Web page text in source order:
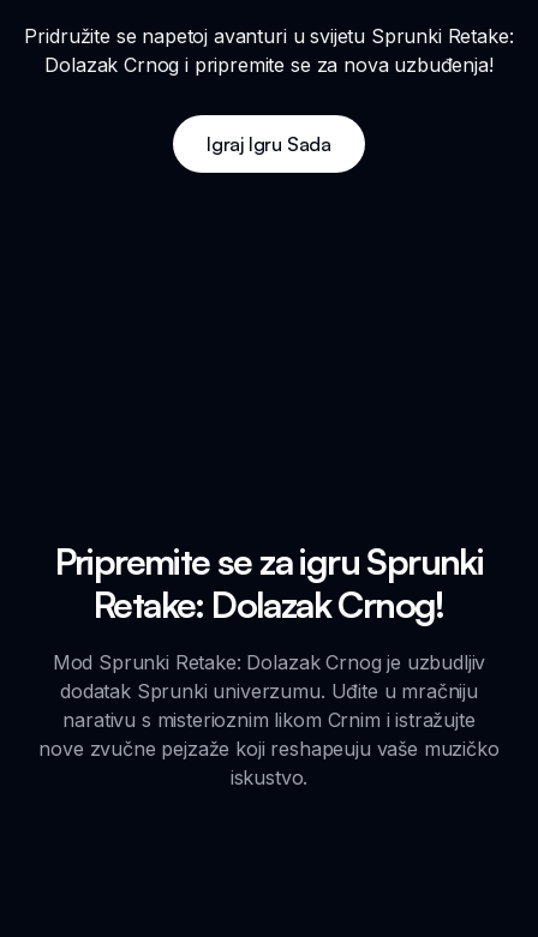
Pridružite se napetoj avanturi u svijetu Sprunki Retake:
Dolazak Crnog i pripremite se za nova uzbuđenja!
Igraj Igru Sada
Pripremite se za igru Sprunki
Retake: Dolazak Crnog!
Mod Sprunki Retake: Dolazak Crnog je uzbudljiv
dodatak Sprunki univerzumu. Uđite u mračniju
narativu s misterioznim likom Crnim i istražujte
nove zvučne pejzaže koji reshapeuju vaše muzičko
iskustvo.